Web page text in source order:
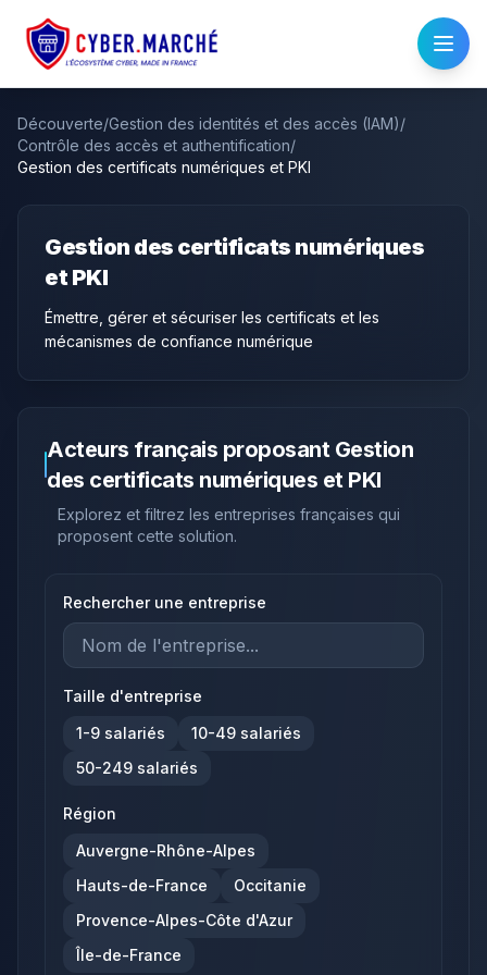
Découverte/Gestion des identités et des accès (IAM)/
Contrôle des accès et authentification/
Gestion des certificats numériques et PKI
Gestion des certificats numériques
et PKI
Émettre, gérer et sécuriser les certificats et les
mécanismes de confiance numérique
Acteurs français proposant Gestion
des certificats numériques et PKI
Explorez et filtrez les entreprises françaises qui
proposent cette solution.
Rechercher une entreprise
Taille d'entreprise
1-9 salariés 10-49 salariés
50-249 salariés
Région
Auvergne-Rhône-Alpes
Hauts-de-France
Occitanie
Provence-Alpes-Côte d'Azur
Île-de-France